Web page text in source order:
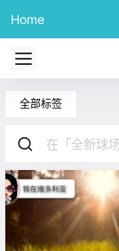
Home
全部标签